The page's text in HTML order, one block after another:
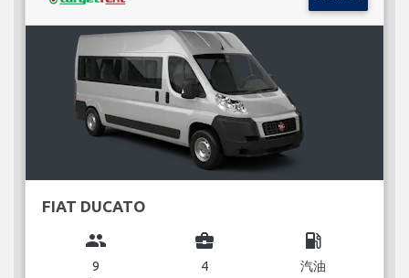
FIAT DUCATO
group
9
business_center
4
local_gas_station
汽油